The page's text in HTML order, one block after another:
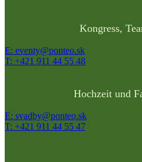
Kongress,
E: eventy@ponteo.sk
T: +421 911 44 55 48
Hochzeit und
E: svadby@ponteo.sk
T: +421 911 44 55 47